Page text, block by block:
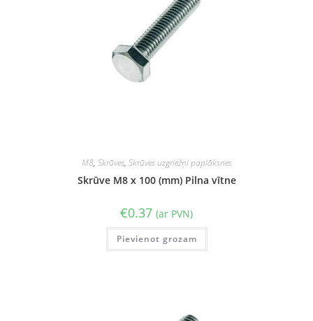
M8, Skrūves, Skrūves uzgriežņi paplāksnes
Skrūve M8 x 100 (mm) Pilna vītne
€0.37 (ar PVN)
Pievienot grozam